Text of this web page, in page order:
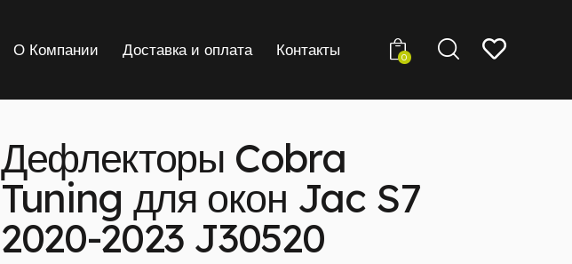
О Компании Доставка и оплата Контакты 0
Дефлекторы Cobra
Tuning для окон Jac S7
2020-2023 J30520